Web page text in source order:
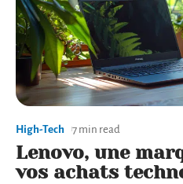
High-Tech 7 min read
Lenovo, une
vos achats